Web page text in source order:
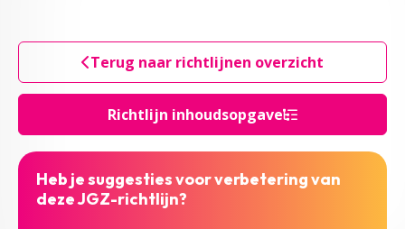
Richtlijn inhoudsopgave
Terug naar richtlijnen overzicht
Heb je suggesties voor verbetering van
deze JGZ-richtlijn?